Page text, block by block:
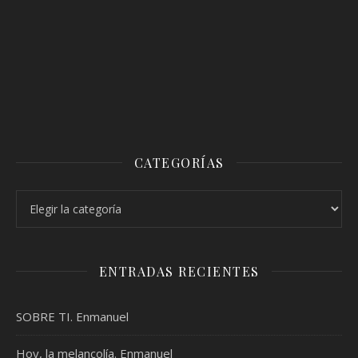
CATEGORÍAS
ENTRADAS RECIENTES
SOBRE TI. Enmanuel
Hoy, la melancolía. Enmanuel